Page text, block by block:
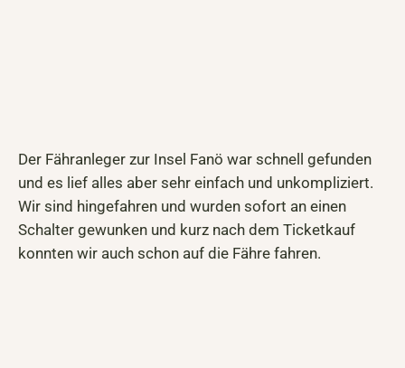
Der Fähranleger zur Insel Fanö war schnell gefunden
und es lief alles aber sehr einfach und unkompliziert.
Wir sind hingefahren und wurden sofort an einen
Schalter gewunken und kurz nach dem Ticketkauf
konnten wir auch schon auf die Fähre fahren.